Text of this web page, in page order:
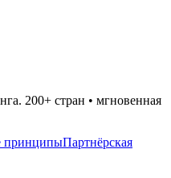
200+ стран • мгновенная
принципыПартнёрская